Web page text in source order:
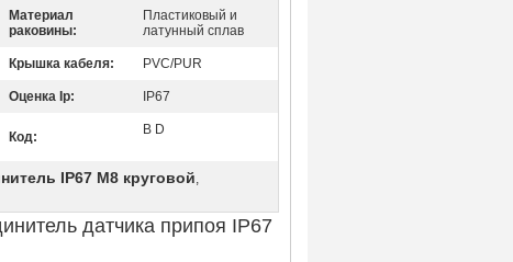
Материал
раковины:
Пластиковый и
латунный сплав
Крышка кабеля: PVC/PUR
Оценка Ip: IP67
Код: B D
IP67 M8 круговой,
датчика припоя IP67